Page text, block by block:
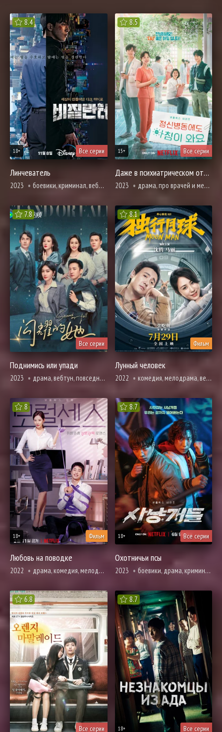
8.4
Все серии
18+
Линчеватель
2023 боевики, криминал, вебтун, психология, триллер
8.5
Все серии
15+
Даже в психиатрическом отделении наступает утро
2023 драма, про врачей и медицину, вебтун
7.8
Все серии
Поднимись или упади
2023 драма, вебтун, повседневность, романтика
8.1
Фильм
Лунный человек
2022 комедия, мелодрама, вебтун, фантастика
8
Фильм
18+
Любовь на поводке
2022 драма, комедия, мелодрама, вебтун, повседневность, романтика
8.7
Все серии
18+
Охотничьи псы
2023 боевики, драма, криминал, броманс, вебтун, триллер
6.8
Все серии
8.7
Все серии
18+